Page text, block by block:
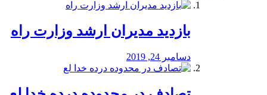
بازدید مدیران ارشد وزارت راه
دسامبر 24, 2019